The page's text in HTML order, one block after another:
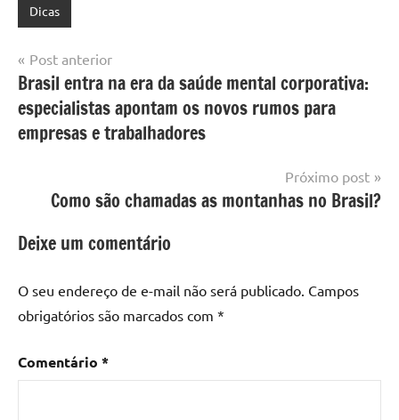
Dicas
Navegação
de
Post
Post anterior
Brasil entra na era da saúde mental corporativa:
especialistas apontam os novos rumos para
empresas e trabalhadores
Próximo post
Como são chamadas as montanhas no Brasil?
Deixe um comentário
O seu endereço de e-mail não será publicado. Campos
obrigatórios são marcados com *
Comentário *